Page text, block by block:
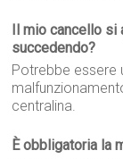
Il mio cancello si
succedendo?
Potrebbe essere
centralina.
È obbligatoria la